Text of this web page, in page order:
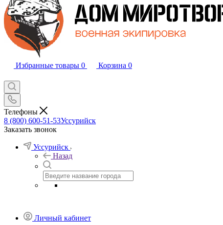
Избранные товары 0 Корзина 0
Телефоны
8 (800) 600-51-53Уссурийск
Заказать звонок
Уссурийск
Назад
Личный кабинет